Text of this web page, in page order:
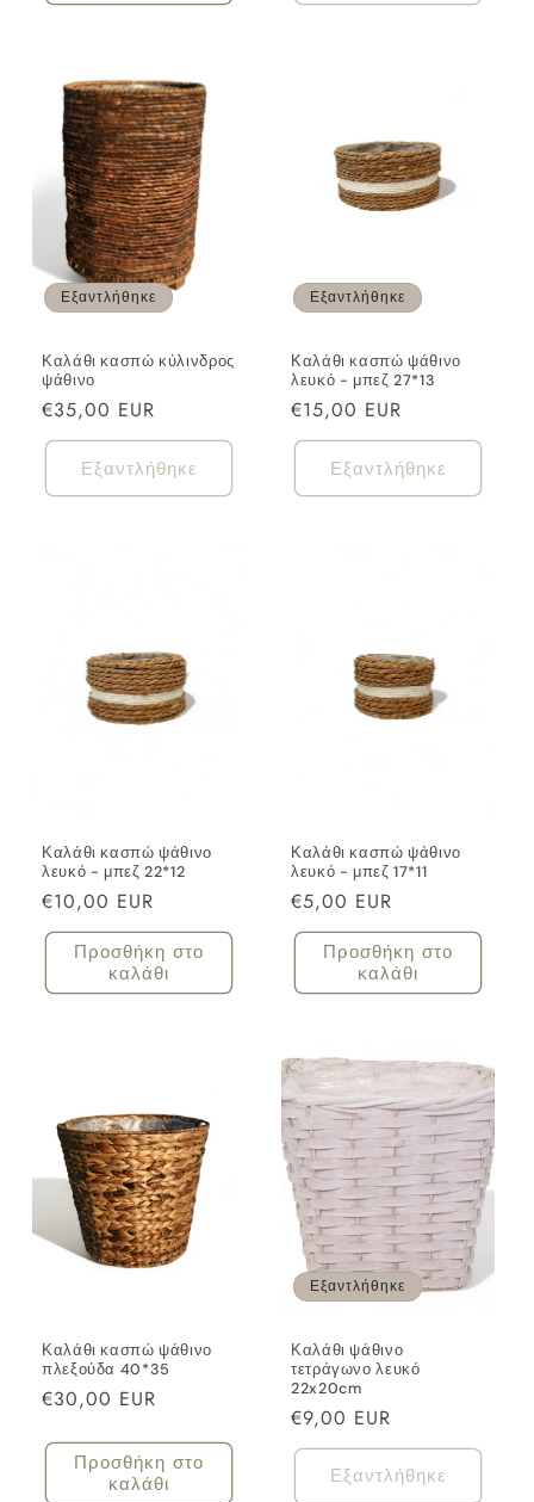
Εξαντλήθηκε
Καλάθι κασπώ κύλινδρος
ψάθινο
Κανονική
τιμή
€35,00 EUR
Εξαντλήθηκε
Εξαντλήθηκε
Καλάθι κασπώ ψάθινο
λευκό - μπεζ 27*13
Κανονική
τιμή
€15,00 EUR
Εξαντλήθηκε
Καλάθι κασπώ ψάθινο
λευκό - μπεζ 22*12
Κανονική
τιμή
€10,00 EUR
Προσθήκη στο
καλάθι
Καλάθι κασπώ ψάθινο
λευκό - μπεζ 17*11
Κανονική
τιμή
€5,00 EUR
Προσθήκη στο
καλάθι
Καλάθι κασπώ ψάθινο
πλεξούδα 40*35
Κανονική
€30,00 EUR
Προσθήκη στο
καλάθι
Εξαντλήθηκε
Καλάθι ψάθινο
τετράγωνο λευκό
22x20cm
Κανονική
τιμή
€9,00 EUR
Εξαντλήθηκε